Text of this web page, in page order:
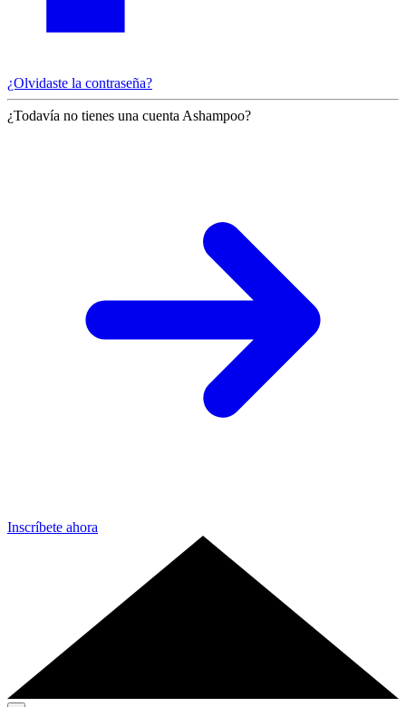
¿Olvidaste la contraseña?
¿Todavía no tienes una cuenta Ashampoo?
Inscríbete ahora